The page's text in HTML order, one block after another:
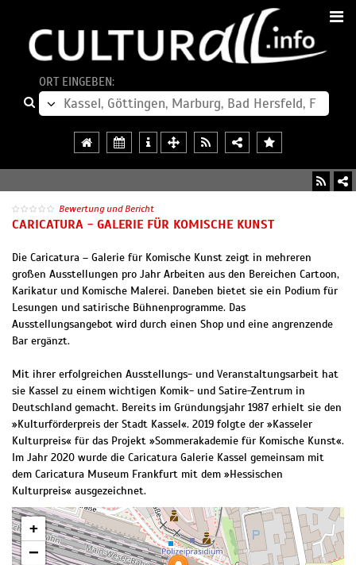
ORT EINGEBEN:
Bewertung und Bericht
CARICATURA - GALERIE FÜR KOMISCHE KUNST
Die Caricatura – Galerie für Komische Kunst zeigt in mehreren
großen Ausstellungen pro Jahr Arbeiten aus den Bereichen Cartoon,
Karikatur und Komische Malerei. Daneben bietet sie ein Podium für
Lesungen und satirische Bühnenprogramme. Das
Ausstellungsangebot wird durch einen Shop und eine angrenzende
Bar ergänzt.
Mit ihrer erfolgreichen Ausstellungs- und Veranstaltungsarbeit hat
sie Kassel zu einem wichtigen Komik- und Satire-Zentrum in
Deutschland gemacht. Bereits im Gründungsjahr 1987 erhielt sie den
»Kulturförderpreis der Stadt Kassel«. 2019 folgte der »Kasseler
Kulturpreis« für das Projekt »Sommerakademie für Komische Kunst«.
Im Jahr 2020 wurde die Caricatura Galerie Kassel gemeinsam mit
dem Caricatura Museum Frankfurt mit dem »Hessischen
Kulturpreis« ausgezeichnet.
+
−